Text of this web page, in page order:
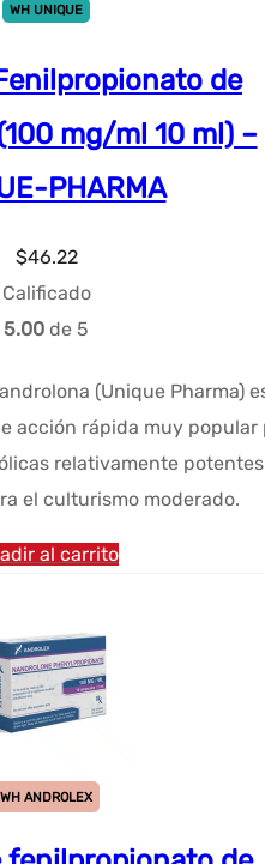
WH UNIQUE
de
mg/ml 10 ml) –
PHARMA
$46.22
Calificado
5.00 de 5
(Unique Pharma)
acción rápida muy popular
relativamente
el culturismo moderado.
al carrito
WH ANDROLEX